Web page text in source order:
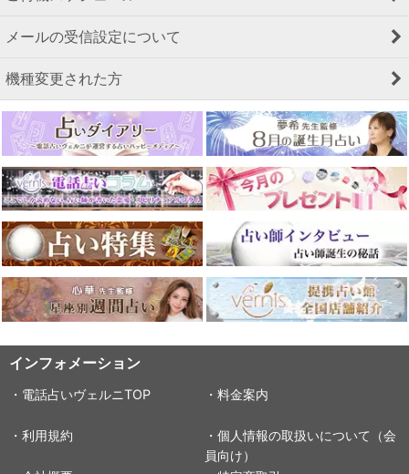
メールの受信設定について
機種変更された方
インフォメーション
・電話占いヴェルニTOP ・料金案内
・利用規約
・個人情報の取扱いについて（会
員向け）